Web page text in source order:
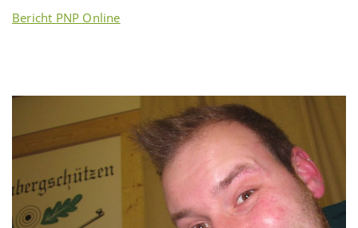
Bericht PNP Online